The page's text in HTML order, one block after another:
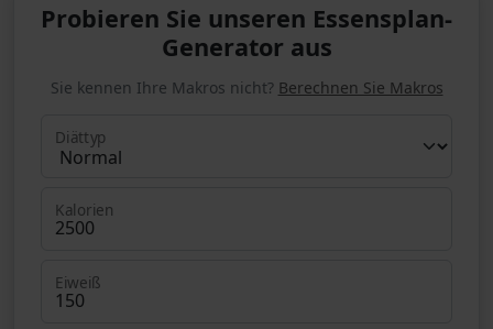
Probieren Sie unseren Essensplan-
Generator aus
Sie kennen Ihre Makros nicht? Berechnen Sie Makros
Diättyp
Kalorien
Eiweiß